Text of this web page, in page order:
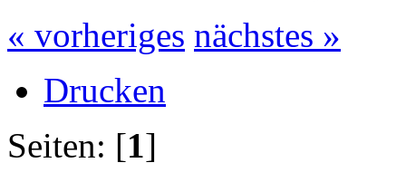
« vorheriges nächstes »
Drucken
Seiten: [1]